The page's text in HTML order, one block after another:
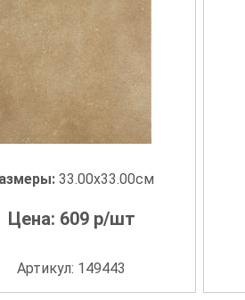
33.00x33.00см
Цена: 609р/шт
Артикул: 149443